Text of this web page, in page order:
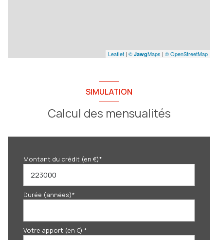
Leaflet | © JawgMaps | © OpenStreetMap
SIMULATION
Calcul des mensualités
Montant du crédit (en €)*
Durée (années)*
Votre apport (en €) *